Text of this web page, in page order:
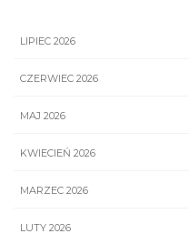
LIPIEC 2026
CZERWIEC 2026
MAJ 2026
KWIECIEŃ 2026
MARZEC 2026
LUTY 2026